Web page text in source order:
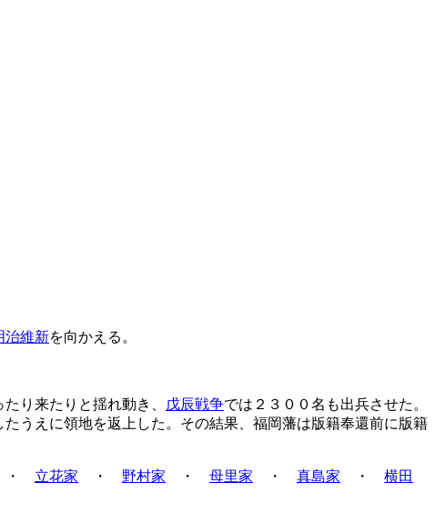
治維新を向かえる。
り来たりと揺れ動き、 戊辰戦争では２３００名も出兵させた。
うえに領地を返上した。その結果、福岡藩は版籍奉還前に版籍
立花家 ・ 野村家 ・ 母里家 ・ 真島家 ・ 横田